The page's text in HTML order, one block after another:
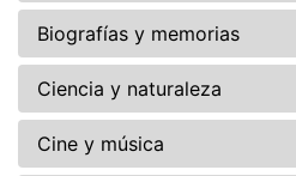
Biografías y memorias
Ciencia y naturaleza
Cine y música